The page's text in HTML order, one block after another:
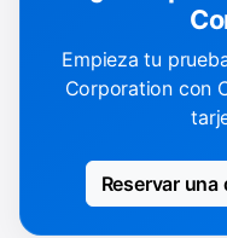
Empieza tu
Corporation con
Reservar una